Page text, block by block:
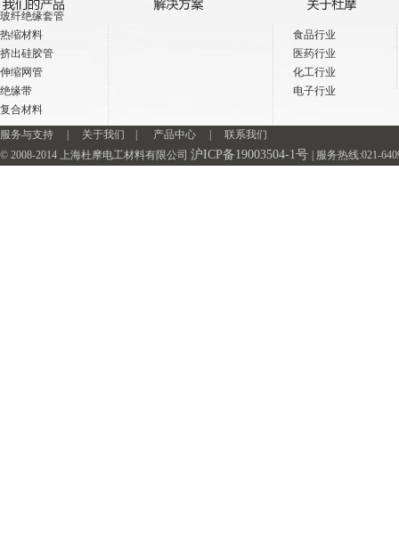
玻纤绝缘套管
热缩材料
挤出硅胶管
伸缩网管
绝缘带
复合材料
食品行业
医药行业
化工行业
电子行业
服务与支持 关于我们 产品中心
联系我们
© 2008-2014 上海杜摩电工材料有限公司 沪ICP备19003504-1号 | 服务热线:021-